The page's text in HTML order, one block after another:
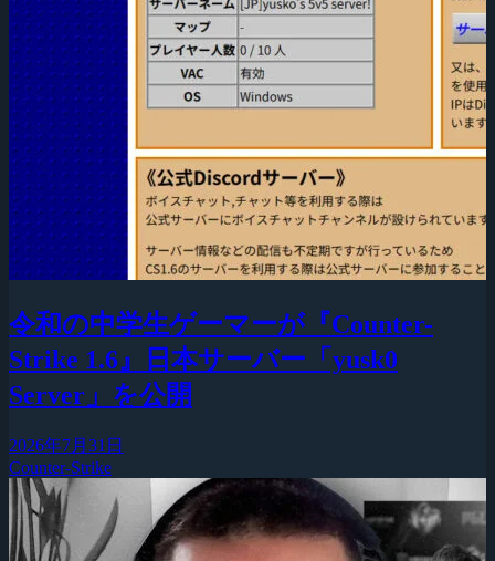
令和の中学生ゲーマーが『Counter-
Strike 1.6』日本サーバー「yusk0
Server」を公開
2026年7月31日
Counter-Strike